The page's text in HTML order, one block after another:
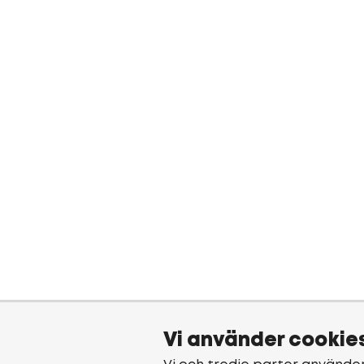
Vi använder